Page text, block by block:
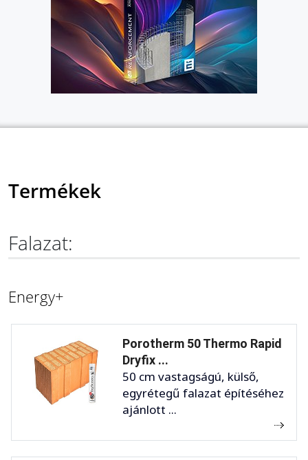
Termékek
Falazat:
Energy+
Porotherm 50 Thermo Rapid
Dryfix ...
50 cm vastagságú, külső,
egyrétegű falazat építéséhez
ajánlott ...